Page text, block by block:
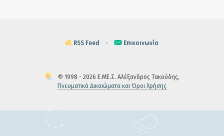
RSS Feed · Επικοινωνία
© 1998 - 2026 Ε.ΜΕ.Σ. Αλέξανδρος Τακούδης,
Πνευματικά Δικαιώματα και Όροι Χρήσης